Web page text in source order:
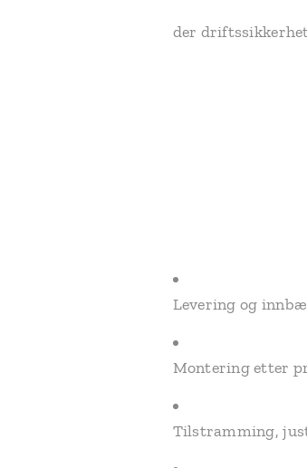
der
Levering og
Montering etter
Tilstramming,